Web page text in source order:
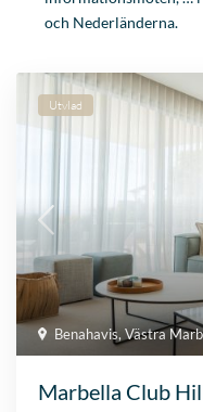
Benahavis Västra
€ 995.000 (Exklusive
Rymlig duplexlägenhet
utomhusområde i